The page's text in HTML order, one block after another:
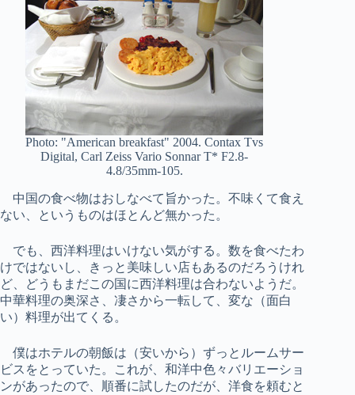
Photo: "American breakfast" 2004. Contax Tvs
Digital, Carl Zeiss Vario Sonnar T* F2.8-
4.8/35mm-105.
中国の食べ物はおしなべて旨かった。不味くて食え
ない、というものはほとんど無かった。
でも、西洋料理はいけない気がする。数を食べたわ
けではないし、きっと美味しい店もあるのだろうけれ
ど、どうもまだこの国に西洋料理は合わないようだ。
中華料理の奥深さ、凄さから一転して、変な（面白
い）料理が出てくる。
僕はホテルの朝飯は（安いから）ずっとルームサー
ビスをとっていた。これが、和洋中色々バリエーショ
ンがあったので、順番に試したのだが、洋食を頼むと